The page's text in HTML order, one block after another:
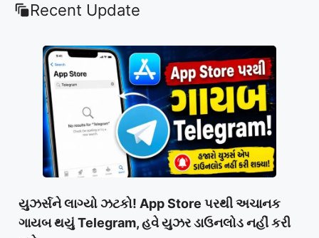
Recent Update
યુઝર્સને લાગ્યો ઝટકો! App Store પરથી અચાનક
ગાયબ થયું Telegram, હવે યુઝર ડાઉનલોડ નહીં કરી